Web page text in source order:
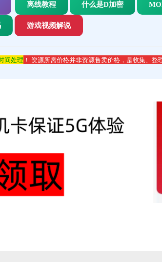
离线教程 什么是D加密
游戏视频解说
间处理 ！ 资源所需价格并非资源售卖价格，是收集、